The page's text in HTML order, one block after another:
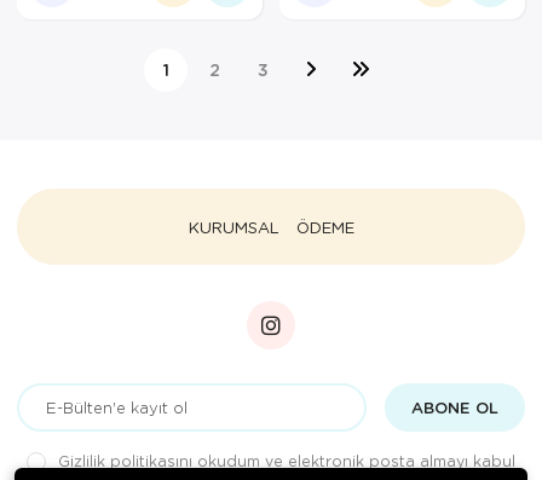
1 2 3
KURUMSAL ÖDEME
ABONE OL
Gizlilik politikasını okudum ve elektronik posta almayı kabul